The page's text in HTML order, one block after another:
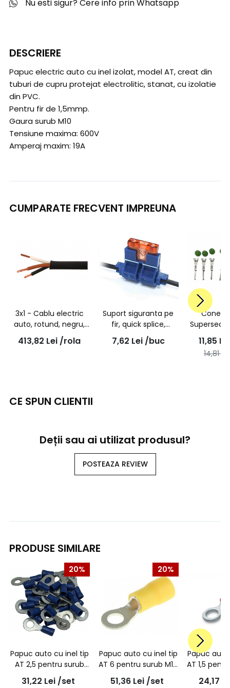
Nu esti sigur? Cere info prin Whatsapp
DESCRIERE
Papuc electric auto cu inel izolat, model AT, creat din
tuburi de cupru protejat electrolitic, stanat, cu izolatie
din PVC.
Pentru fir de 1,5mmp.
Gaura surub M10
Tensiune maxima: 600V
Amperaj maxim: 19A
CUMPARATE FRECVENT IMPREUNA
3x1 - Cablu electric
auto, rotund, negru,
FLYY 3x1,0 mmp, rola
50ml
413,82 Lei /rola
Suport siguranta pe
fir, quick splice,
albastru, CL2.5
7,62 Lei /buc
Superseal
11,85 Lei
14,81
CE SPUN CLIENTII
Deții sau ai utilizat produsul?
POSTEAZA REVIEW
PRODUSE SIMILARE
20%
Papuc auto cu inel tip
AT 2,5 pentru surub
M10 - 100buc/set
31,22 Lei /set
20%
Papuc auto cu inel tip
AT 6 pentru surub M10
- 100buc/set
51,36 Lei /set
Papuc
AT 1,5
24,17